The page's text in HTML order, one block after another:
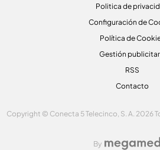
Politica de
Configuración de
Política de
Gestión
RSS
Contacto
Copyright © Conecta 5 Telecinco, S. A. 2026
By